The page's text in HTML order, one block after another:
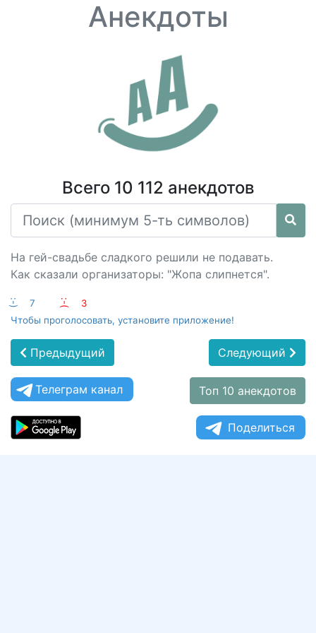
Анекдоты
Всего 10 112 анекдотов
На гей-свадьбе сладкого решили не подавать.
Как сказали организаторы: "Жопа слипнется".
:-) 7 :-(
3
Чтобы проголосовать, установите приложение!
Предыдущий Следующий
Телеграм канал Топ 10 анекдотов
Поделиться